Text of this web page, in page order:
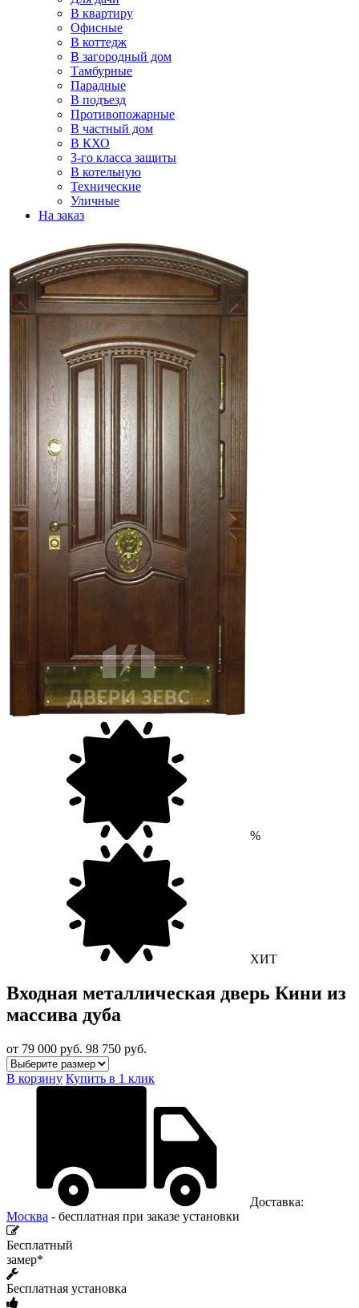
В квартиру
Офисные
В коттедж
В загородный дом
Тамбурные
Парадные
В подъезд
Противопожарные
В частный дом
В КХО
3-го класса защиты
В котельную
Технические
Уличные
На заказ
%
ХИТ
Входная металлическая дверь Кини из
массива дуба
от 79 000 руб. 98 750 руб.
В корзину Купить в 1 клик
Доставка:
Москва - бесплатная при заказе установки
Бесплатный
замер*
Бесплатная установка